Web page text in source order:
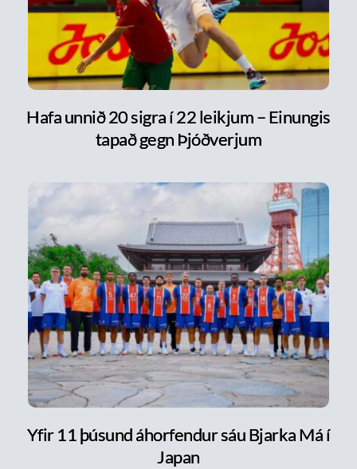
Hafa unnið 20 sigra í 22 leikjum – Einungis
tapað gegn Þjóðverjum
Yfir 11 þúsund áhorfendur sáu Bjarka Má í
Japan